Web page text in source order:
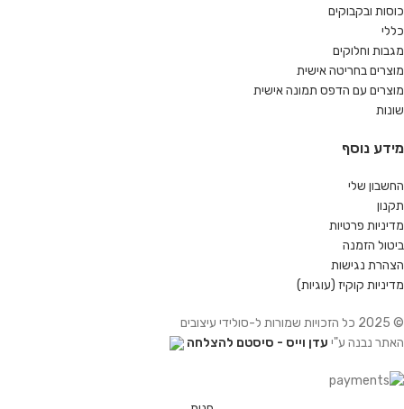
כוסות ובקבוקים
כללי
מגבות וחלוקים
מוצרים בחריטה אישית
מוצרים עם הדפס תמונה אישית
שונות
מידע נוסף
החשבון שלי
תקנון
מדיניות פרטיות
ביטול הזמנה
הצהרת נגישות
מדיניות קוקיז (עוגיות)
© 2025 כל הזכויות שמורות ל-סולידי עיצובים
האתר נבנה ע"י עדן וייס - סיסטם להצלחה